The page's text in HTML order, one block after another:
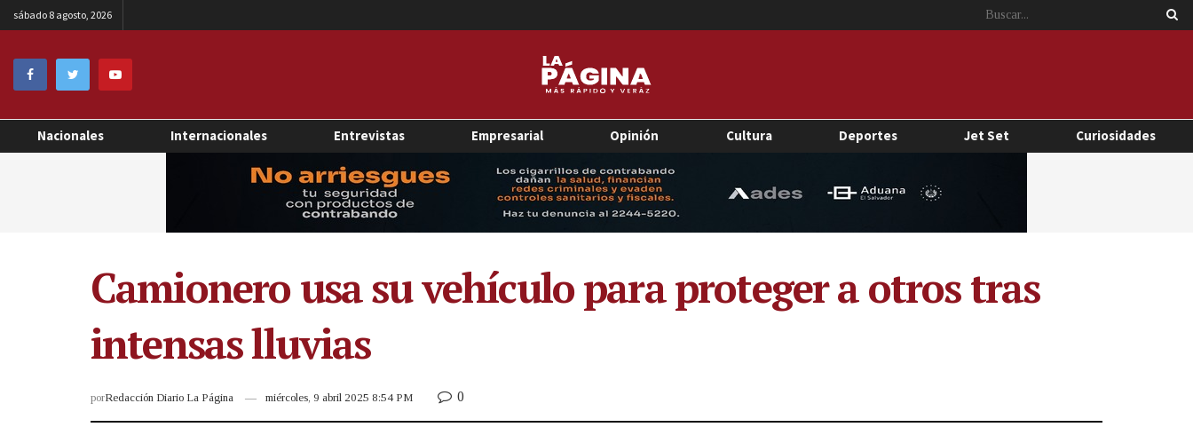
sábado 8 agosto, 2026
Nacionales Internacionales Entrevistas Empresarial Opinión Cultura Deportes Jet Set Curiosidades
Camionero usa su vehículo para proteger a otros tras
intensas lluvias
porRedacción Diario La Página miércoles, 9 abril 2025 8:54 PM 0